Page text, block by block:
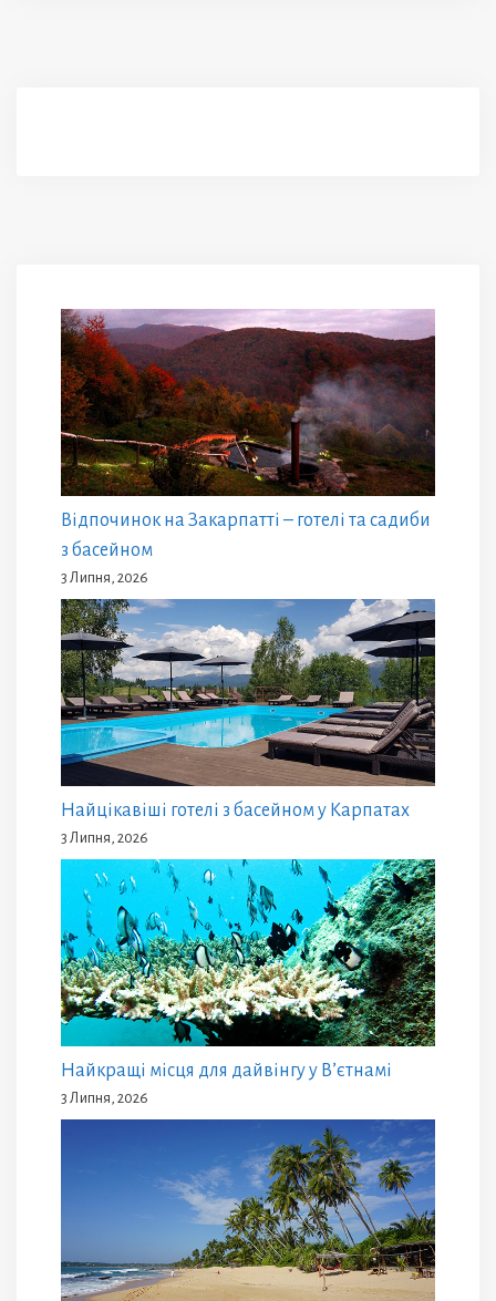
Відпочинок на Закарпатті – готелі та садиби
з басейном
3 Липня, 2026
Найцікавіші готелі з басейном у Карпатах
3 Липня, 2026
Найкращі місця для дайвінгу у В’єтнамі
3 Липня, 2026